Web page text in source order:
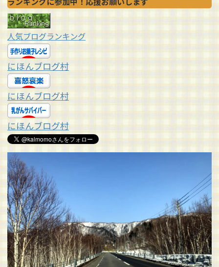
人気ブログランキング
にほんブログ村
にほんブログ村
にほんブログ村